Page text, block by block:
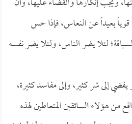
بعيداً عن النعاس، فإذا حس
لئلا يضر الناس، ولئلا يضر نفسه
إلى شر كثير، وإلى مفاسد كثيرة،
من هؤلاء السائقين المتعاطين لهذه